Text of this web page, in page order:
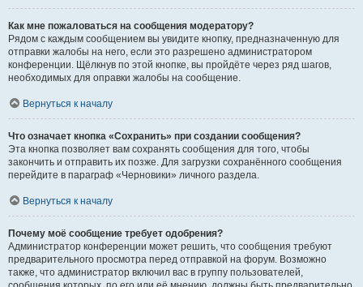
Как мне пожаловаться на сообщения модератору?
Рядом с каждым сообщением вы увидите кнопку, предназначенную для
отправки жалобы на него, если это разрешено администратором
конференции. Щёлкнув по этой кнопке, вы пройдёте через ряд шагов,
необходимых для оправки жалобы на сообщение.
Вернуться к началу
Что означает кнопка «Сохранить» при создании сообщения?
Эта кнопка позволяет вам сохранять сообщения для того, чтобы
закончить и отправить их позже. Для загрузки сохранённого сообщения
перейдите в параграф «Черновики» личного раздела.
Вернуться к началу
Почему моё сообщение требует одобрения?
Администратор конференции может решить, что сообщения требуют
предварительного просмотра перед отправкой на форум. Возможно
также, что администратор включил вас в группу пользователей,